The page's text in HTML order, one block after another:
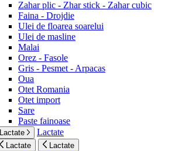
Zahar plic - Zhar stick - Zahar cubic
Faina - Drojdie
Ulei de floarea soarelui
Ulei de masline
Malai
Orez - Fasole
Gris - Pesmet - Arpacas
Oua
Otet Romania
Otet import
Sare
Paste fainoase
Lactate Lactate
Lactate Lactate